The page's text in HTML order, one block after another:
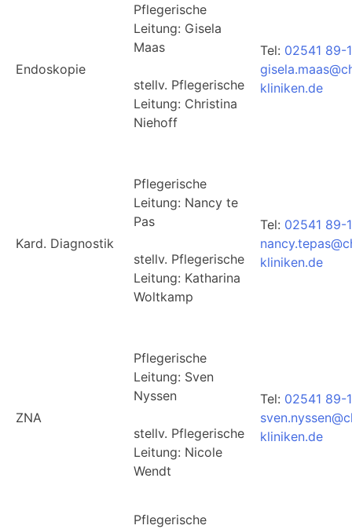
Endoskopie
Pflegerische
Leitung: Gisela
Maas
stellv. Pflegerische
Leitung: Christina
Niehoff
Tel: 02541 89-
kliniken.de
Kard. Diagnostik
Pflegerische
Leitung: Nancy te
Pas
stellv. Pflegerische
Leitung: Katharina
Woltkamp
Tel: 02541 89-
kliniken.de
ZNA
Pflegerische
Leitung: Sven
Nyssen
stellv. Pflegerische
Leitung: Nicole
Wendt
Tel: 02541 89-
kliniken.de
Pflegerische